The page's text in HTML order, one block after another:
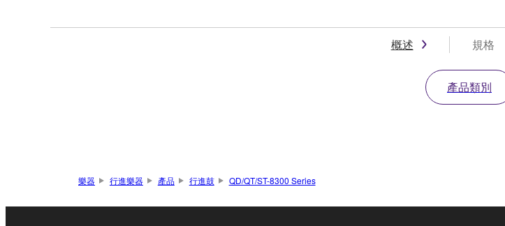
概述 規格
產品類別
樂器 行進樂器 產品 行進鼓 QD/QT/ST-8300 Series